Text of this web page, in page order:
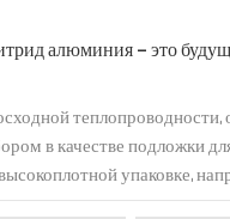
алюминия – это
в качестве подложки
упаковке,